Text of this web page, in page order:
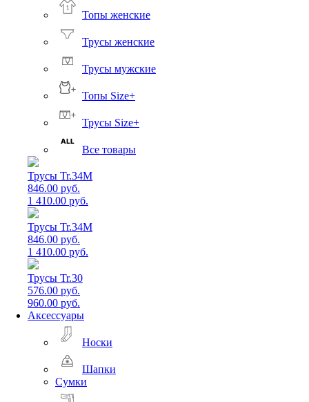
Топы женские
Трусы женские
Трусы мужские
Топы Size+
Трусы Size+
Все товары
Трусы Tr.34M
846.00 руб.
1 410.00 руб.
Трусы Tr.34M
846.00 руб.
1 410.00 руб.
Трусы Tr.30
576.00 руб.
960.00 руб.
Аксессуары
Носки
Шапки
Сумки